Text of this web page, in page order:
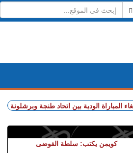
المباراة الودية بين اتحاد طنجة وبرشلونة +
كويمن يكتب: سلطة الفوضى